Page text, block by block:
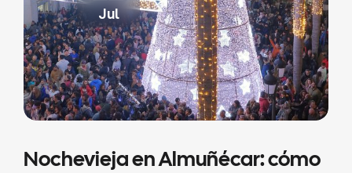
Nochevieja en Almuñécar: cómo
Jul